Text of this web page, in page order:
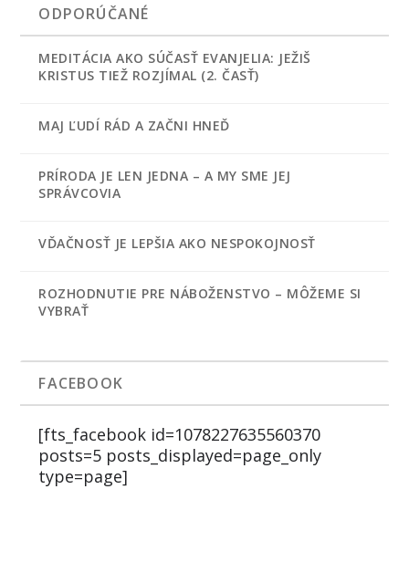
ODPORÚČANÉ
MEDITÁCIA AKO SÚČASŤ EVANJELIA: JEŽIŠ
KRISTUS TIEŽ ROZJÍMAL (2. ČASŤ)
MAJ ĽUDÍ RÁD A ZAČNI HNEĎ
PRÍRODA JE LEN JEDNA – A MY SME JEJ
SPRÁVCOVIA
VĎAČNOSŤ JE LEPŠIA AKO NESPOKOJNOSŤ
ROZHODNUTIE PRE NÁBOŽENSTVO – MÔŽEME SI
VYBRAŤ
FACEBOOK
[fts_facebook id=1078227635560370
posts=5 posts_displayed=page_only
type=page]